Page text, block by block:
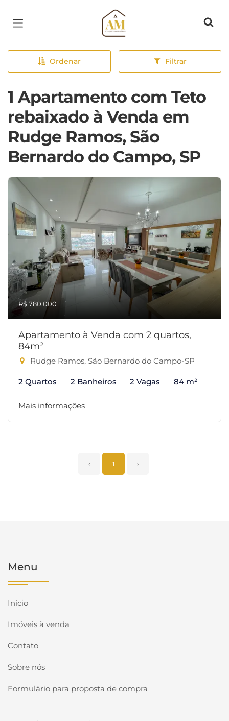
Página inicial
Ordenar Filtrar
1 Apartamento com Teto
rebaixado à Venda em
Rudge Ramos, São
Bernardo do Campo, SP
R$ 780.000
Apartamento à Venda com 2 quartos,
84m²
Rudge Ramos, São Bernardo do Campo-SP
2 Quartos 2 Banheiros 2 Vagas 84 m²
Mais informações
‹ 1 ›
Menu
Início
Imóveis à venda
Contato
Sobre nós
Formulário para proposta de compra